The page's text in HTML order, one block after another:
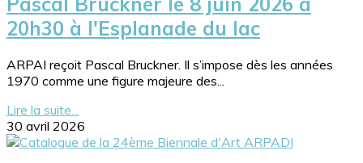
20h30 à l'Esplanade du lac
ARPAI reçoit Pascal Bruckner. Il s’impose dès les années
1970 comme une figure majeure des...
Lire la suite...
30 avril 2026